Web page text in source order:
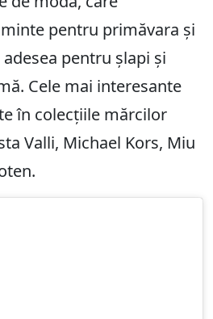
pentru primăvara și
pentru șlapi și
Cele mai interesante
în colecțiile mărcilor
Valli, Michael Kors, Miu